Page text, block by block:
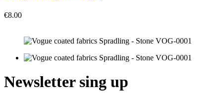
€8.00
Newsletter sing up